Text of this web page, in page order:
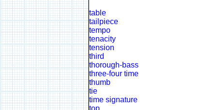
table
tailpiece
tempo
tenacity
tension
third
thorough-bass
three-four time
thumb
tie
time signature
top